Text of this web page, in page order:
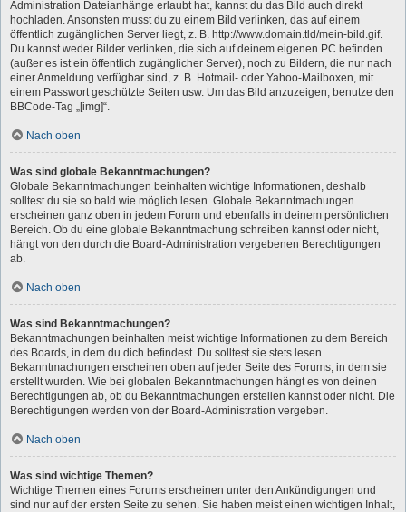
Administration Dateianhänge erlaubt hat, kannst du das Bild auch direkt
hochladen. Ansonsten musst du zu einem Bild verlinken, das auf einem
öffentlich zugänglichen Server liegt, z. B. http://www.domain.tld/mein-bild.gif.
Du kannst weder Bilder verlinken, die sich auf deinem eigenen PC befinden
(außer es ist ein öffentlich zugänglicher Server), noch zu Bildern, die nur nach
einer Anmeldung verfügbar sind, z. B. Hotmail- oder Yahoo-Mailboxen, mit
einem Passwort geschützte Seiten usw. Um das Bild anzuzeigen, benutze den
BBCode-Tag „[img]“.
Nach oben
Was sind globale Bekanntmachungen?
Globale Bekanntmachungen beinhalten wichtige Informationen, deshalb
solltest du sie so bald wie möglich lesen. Globale Bekanntmachungen
erscheinen ganz oben in jedem Forum und ebenfalls in deinem persönlichen
Bereich. Ob du eine globale Bekanntmachung schreiben kannst oder nicht,
hängt von den durch die Board-Administration vergebenen Berechtigungen
ab.
Nach oben
Was sind Bekanntmachungen?
Bekanntmachungen beinhalten meist wichtige Informationen zu dem Bereich
des Boards, in dem du dich befindest. Du solltest sie stets lesen.
Bekanntmachungen erscheinen oben auf jeder Seite des Forums, in dem sie
erstellt wurden. Wie bei globalen Bekanntmachungen hängt es von deinen
Berechtigungen ab, ob du Bekanntmachungen erstellen kannst oder nicht. Die
Berechtigungen werden von der Board-Administration vergeben.
Nach oben
Was sind wichtige Themen?
Wichtige Themen eines Forums erscheinen unter den Ankündigungen und
sind nur auf der ersten Seite zu sehen. Sie haben meist einen wichtigen Inhalt,